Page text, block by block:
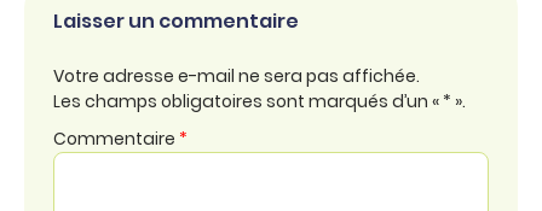
Laisser un commentaire
Votre adresse e-mail ne sera pas affichée.
Les champs obligatoires sont marqués d’un « * ».
Commentaire *